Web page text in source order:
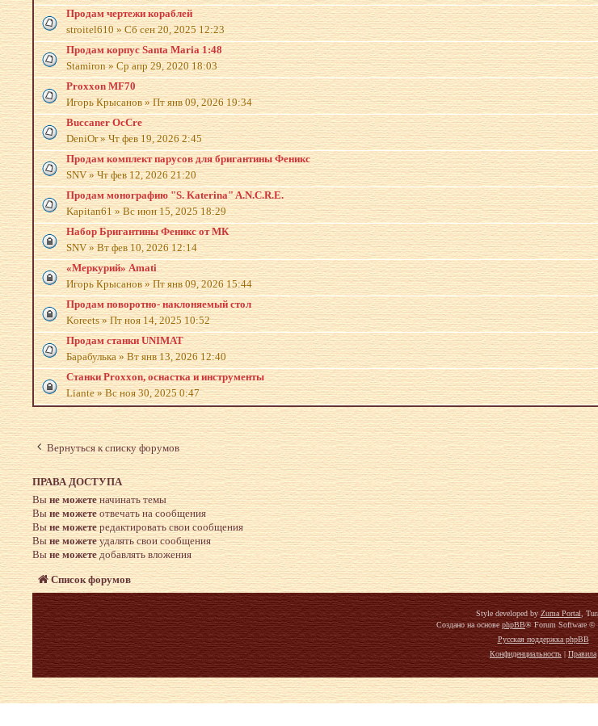
Продам чертежи кораблей
stroitel610»Сб сен 20, 2025 12:23
Продам корпус Santa Maria 1:48
Stamiron»Ср апр 29, 2020 18:03
Proxxon MF70
Игорь Крысанов»Пт янв 09, 2026 19:34
Buccaner OcCre
DeniOr»Чт фев 19, 2026 2:45
Продам комплект парусов для бригантины Феникс
SNV»Чт фев 12, 2026 21:20
Продам монографию "S. Katerina" A.N.C.R.E.
Kapitan61»Вс июн 15, 2025 18:29
Набор Бригантины Феникс от МК
SNV»Вт фев 10, 2026 12:14
«Меркурий» Amati
Игорь Крысанов»Пт янв 09, 2026 15:44
Продам поворотно- наклоняемый стол
Koreets»Пт ноя 14, 2025 10:52
Продам станки UNIMAT
Барабулька»Вт янв 13, 2026 12:40
Станки Proxxon, оснастка и инструменты
Liante»Вс ноя 30, 2025 0:47
Вернуться к списку форумов
ПРАВА ДОСТУПА
Выне можетеначинать темы
Выне можетеотвечать на сообщения
Выне можетередактировать свои сообщения
Выне можетеудалять свои сообщения
Выне можете добавлять вложения
Список форумов
Style developed byZuma Portal,
Создано на основе phpBB® Forum Software ©
Русская поддержка phpBB
Конфиденциальность| Правила